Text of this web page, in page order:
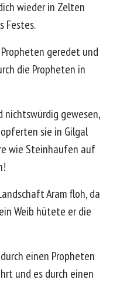
wieder in Zelten
Festes.
geredet und
die Propheten in
nichtswürdig gewesen,
sie in Gilgal
wie Steinhaufen auf
Aram floh, da
Weib hütete er die
einen Propheten
und es durch einen